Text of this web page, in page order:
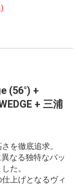
(56°) +
+ 三浦
を徹底追求。
なる独特なバッ
た。
上げとなるヴィ